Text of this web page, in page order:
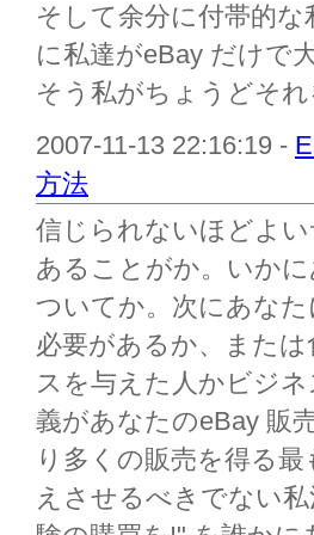
そして余分に付帯的
に私達がeBay だけで
そう私がちょうどそれ
2007-11-13 22:16:19 -
方法
信じられないほどよ
あることがか。いか
ついてか。次にあな
必要があるか、また
スを与えた人かビジ
義があなたのeBay 販
り多くの販売を得る
えさせるべきでない